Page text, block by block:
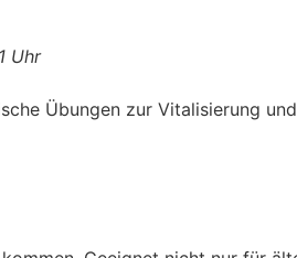
Uhr
Übungen zur Vitalisierung